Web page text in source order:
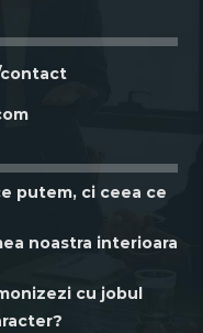
putem, ci ceea ce
noastra interioara
cu jobul